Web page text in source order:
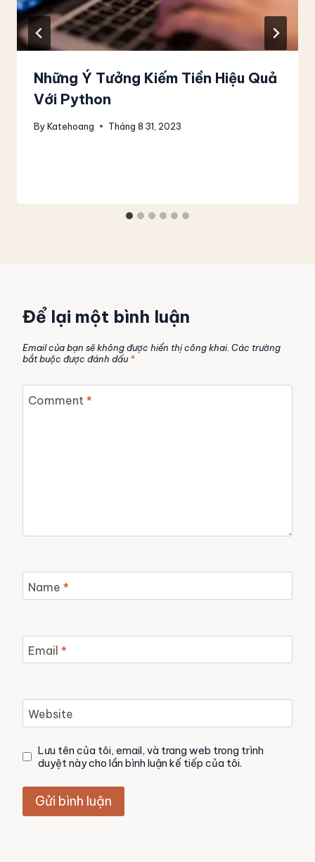
Những Ý Tưởng Kiếm Tiền Hiệu Quả
Với Python
ByKatehoang Tháng 8 31, 2023
Để lại một bình luận
Email của bạn sẽ không được hiển thị công khai. Các trường
bắt buộc được đánh dấu*
Comment *
Name *
Email *
Website
Lưu tên của tôi, email, và trang web trong trình
duyệt này cho lần bình luận kế tiếp của tôi.